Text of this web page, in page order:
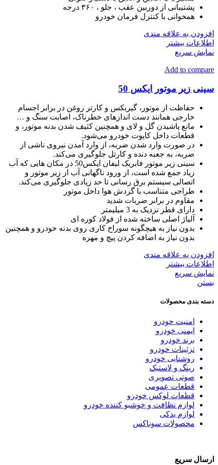
پشتیبانی از دوربین عقب ، جلو ، ۳۶۰ درجه
همخوانی با کنترل فرمان خودرو
افزودن به علاقه مندی
اطلاعات بیشتر
نمایش سریع
Add to compare
سینی زیر موتور ایکس 50
حفاظت از موتور، گیربکس و کارتر روغن در برابر اجسام
خارجی همانند دست اندازهای خطرناک، اصابت سنگ و …
مانع پاشیدن گل و لای و همچنین کثیف شدن بدنه موتور، و
قطعات داخل کاپوت خودرو می‌شود.
در صورت وارد شدن ضربه، از وارد آمدن نیروی ناشی از
ضربه، به جعبه دنده و کارتل جلوگیری می‌کند.
سینی زیر موتور فابریک لیفان ایکس50 در مکان هایی که آب
زیاد جمع شده است، از ورود ناگهانی آب از زیر موتور و
اتصالی سیستم برق رسانی تا حد زیادی جلوگیری می‌کند.
طراحی متناسب با گردش هوا داخل موتور
مقاوم در برابر ضربات شدید
دارای قطر نزدیک به 3 میلیمتر
آلیاژ اصلی ساخته شده از فولاد کوره ای
بدون نیاز به هیچگونه سوراخ کاری روی بدنه خودرو و همچنین
بدون نیاز به اضافه کردن پیچ و مهره
افزودن به علاقه مندی
اطلاعات بیشتر
نمایش سریع
بستن
دسته بندی محصولات
امنیت خودرو
ایمنی خودرو
برند خودرو
تزئینات خودرو
روشنایی خودرو
رینگ و لاستیک
صوتی تصویری
قطعات عمومی
قطعات لوکس خودرو
لوازم نظافت و خوشبو کننده خودرو
لوازم یدکی
محصولات سوناکس
ارسال سریع